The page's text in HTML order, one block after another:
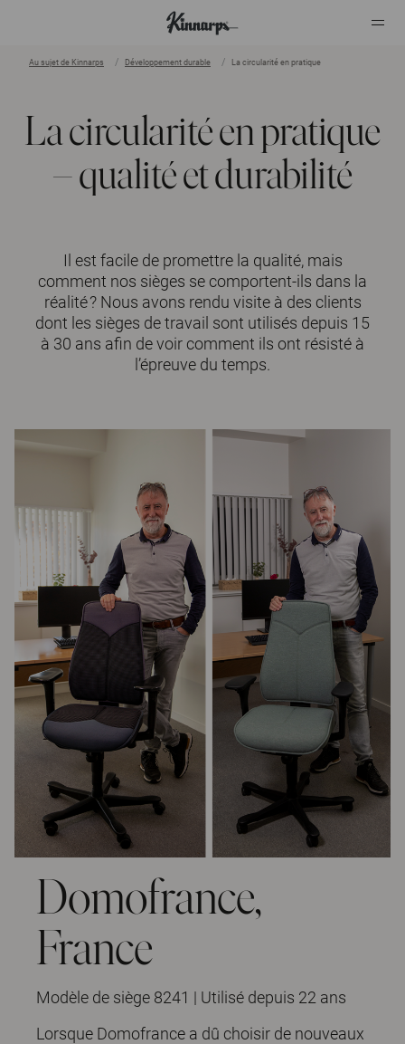
Au sujet de Kinnarps Développement durable La circularité en pratique
La circularité en pratique
– qualité et durabilité
Il est facile de promettre la qualité, mais
comment nos sièges se comportent-ils dans la
réalité ? Nous avons rendu visite à des clients
dont les sièges de travail sont utilisés depuis 15
à 30 ans afin de voir comment ils ont résisté à
l’épreuve du temps.
Domofrance,
France
Modèle de siège 8241 | Utilisé depuis 22 ans
Lorsque Domofrance a dû choisir de nouveaux